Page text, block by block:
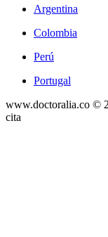
Argentina
Colombia
Perú
Portugal
www.doctoralia.co ©
cita